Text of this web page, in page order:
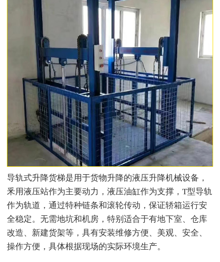
导轨式升降货梯是用于货物升降的液压升降机械设备，
釆用液压站作为主要动力，液压油缸作为支撑，T型导轨
作为轨道，通过特种链条和滚轮传动，保证轿箱运行安
全稳定。无需地坑和机房，特别适合于有地下室、仓库
改造、新建货架等，具有安装维修方便、美观、安全、
操作方便，具体根据现场的实际环境生产。